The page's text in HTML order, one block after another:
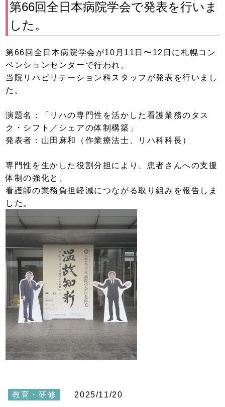
第66回全日本病院学会で発表を行いま
した。
第66回全日本病院学会が10月11日〜12日に札幌コン
ベンションセンターで行われ、
当院リハビリテーション科スタッフが発表を行いまし
た。
演題名：「リハの専門性を活かした看護業務のタス
ク・シフト／シェアの体制構築」
発表者：山田麻和（作業療法士、リハ科科長）
専門性を生かした役割分担により、患者さんへの支援
体制の強化と、
看護師の業務負担軽減につながる取り組みを報告しま
した。
教育・研修 2025/11/20